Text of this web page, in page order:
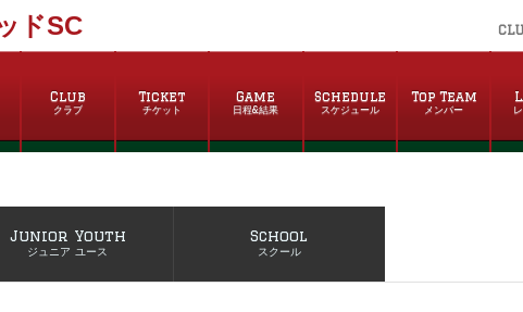
ドSC
Club
クラブ
Ticket
チケット
Game
日程&結果
Schedule
スケジュール
Top Team
メンバー
Junior Youth
ジュニア ユース
School
スクール